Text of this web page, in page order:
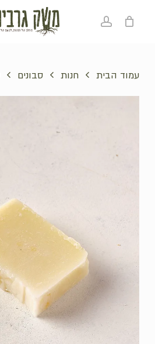
account
סל קניות
עמוד הבית חנות סבונים